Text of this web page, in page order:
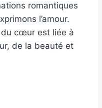
romantiques
l’amour.
cœur est liée à
de la beauté et